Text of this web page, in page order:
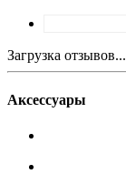
Загрузка отзывов...
Аксессуары